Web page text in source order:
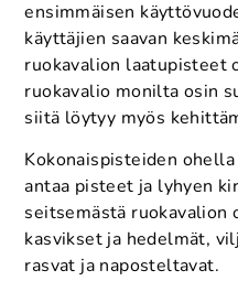
ensimmäisen
käyttäjien saavan
ruokavalion laatupisteet
ruokavalio monilta osin
siitä löytyy myös
Kokonaispisteiden
antaa pisteet ja lyhyen
seitsemästä ruokavalion
kasvikset ja hedelmät,
rasvat ja naposteltavat.